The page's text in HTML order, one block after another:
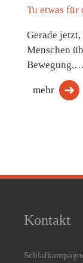
Tu etwas für
Gerade
Menschen
Bewegung,…
mehr
Kontakt